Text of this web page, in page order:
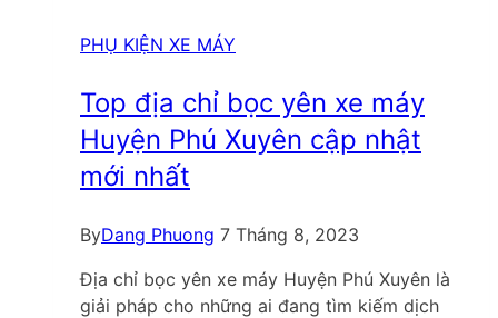
máy
Quận
7
lấy
nguồn
đâu?
PHỤ KIỆN XE MÁY
Top địa chỉ bọc yên xe máy
Huyện Phú Xuyên cập nhật
mới nhất
ByDang Phuong 7 Tháng 8, 2023
Địa chỉ bọc yên xe máy Huyện Phú Xuyên là
giải pháp cho những ai đang tìm kiếm dịch